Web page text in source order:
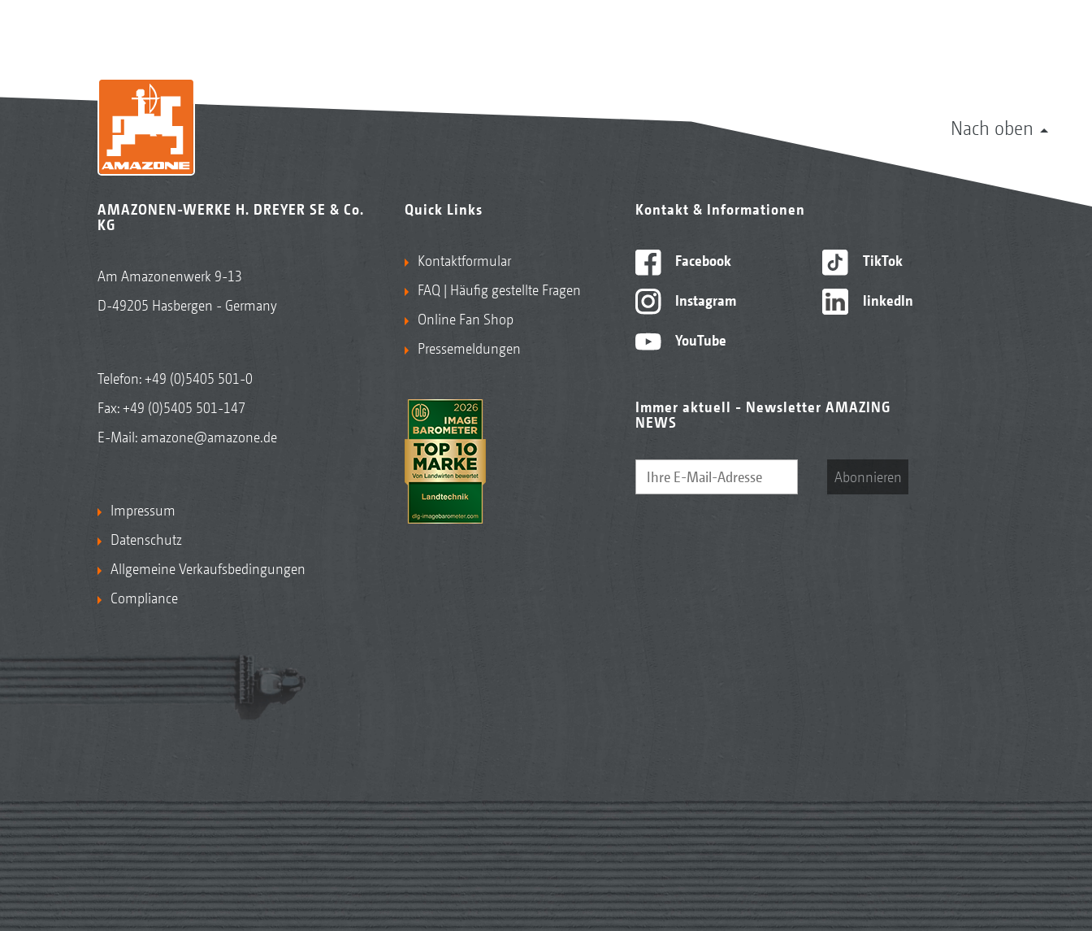
Nach oben
AMAZONEN-WERKE H. DREYER SE & Co.
KG
Am Amazonenwerk 9-13
D-49205 Hasbergen - Germany
Telefon:+49 (0)5405 501-0
Fax: +49 (0)5405 501-147
E-Mail: amazone@amazone.de
Impressum
Datenschutz
Allgemeine Verkaufsbedingungen
Compliance
Quick Links
Kontaktformular
FAQ | Häufig gestellte Fragen
Online Fan Shop
Pressemeldungen
Kontakt & Informationen
Facebook
Instagram
YouTube
TikTok
linkedIn
Immer aktuell - Newsletter AMAZING
NEWS
Abonnieren